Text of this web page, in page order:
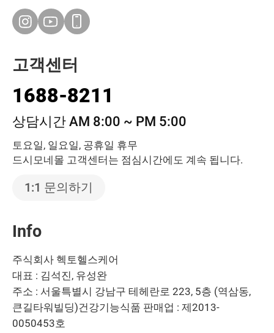
고객센터
1688-8211
상담시간 AM 8:00 ~ PM 5:00
토요일, 일요일, 공휴일 휴무
드시모네몰 고객센터는 점심시간에도 계속 됩니다.
1:1 문의하기
Info
주식회사 헥토헬스케어
대표 : 김석진, 유성완
주소 : 서울특별시 강남구 테헤란로 223, 5층 (역삼동,
큰길타워빌딩)건강기능식품 판매업 : 제2013-
0050453호